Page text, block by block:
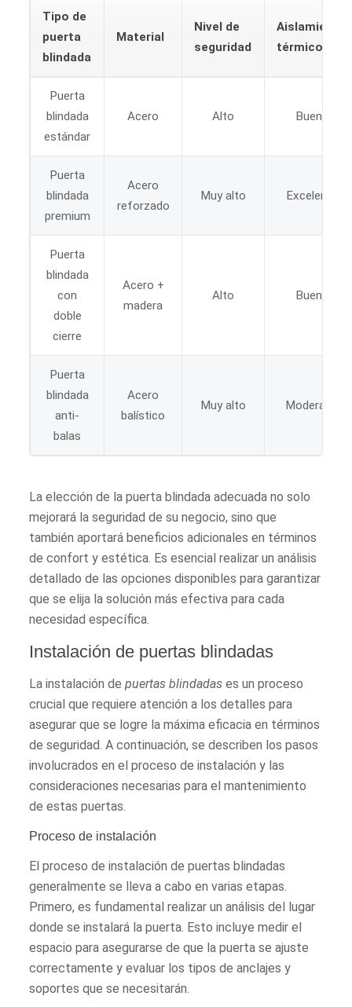
Tipo de
puerta
blindada
Material
Nivel de
seguridad
Aislamiento
térmico
Puerta
blindada
estándar
Acero Alto Bueno
Puerta
blindada
premium
Acero
reforzado
Muy alto Excelente
Puerta
blindada
con
doble
cierre
Acero +
madera
Alto Bueno
Puerta
blindada
anti-
balas
Acero
balístico
Muy alto Moderado
La elección de la puerta blindada adecuada no solo
mejorará la seguridad de su negocio, sino que
también aportará beneficios adicionales en términos
de confort y estética. Es esencial realizar un análisis
detallado de las opciones disponibles para garantizar
que se elija la solución más efectiva para cada
necesidad específica.
Instalación de puertas blindadas
La instalación depuertas blindadas es un proceso
crucial que requiere atención a los detalles para
asegurar que se logre la máxima eficacia en términos
de seguridad. A continuación, se describen los pasos
involucrados en el proceso de instalación y las
consideraciones necesarias para el mantenimiento
de estas puertas.
Proceso de instalación
El proceso de instalación de puertas blindadas
generalmente se lleva a cabo en varias etapas.
Primero, es fundamental realizar un análisis del lugar
donde se instalará la puerta. Esto incluye medir el
espacio para asegurarse de que la puerta se ajuste
correctamente y evaluar los tipos de anclajes y
soportes que se necesitarán.